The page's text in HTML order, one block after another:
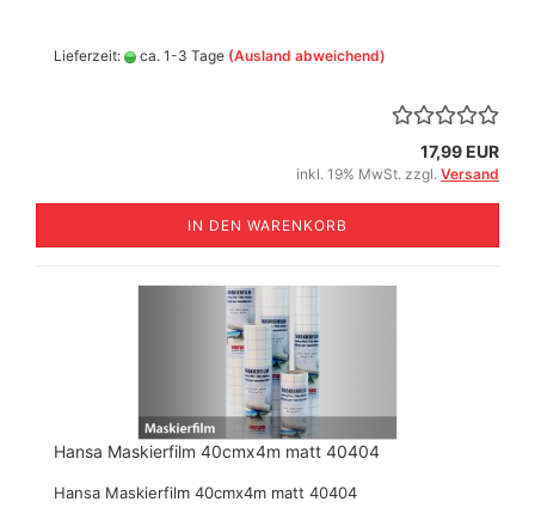
Lieferzeit: ca. 1-3 Tage (Ausland abweichend)
17,99 EUR
inkl. 19% MwSt. zzgl. Versand
IN DEN WARENKORB
Hansa Maskierfilm 40cmx4m matt 40404
Hansa Maskierfilm 40cmx4m matt 40404